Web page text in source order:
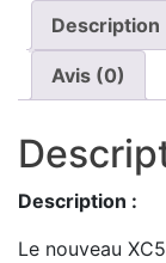
Description
Avis (0)
Description :
Le nouveau